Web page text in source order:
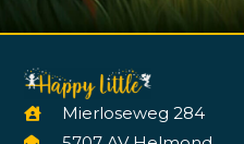
Mierloseweg 284